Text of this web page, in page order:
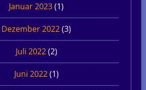
Januar 2023(1)
Dezember 2022(3)
Juli 2022(2)
Juni 2022(1)